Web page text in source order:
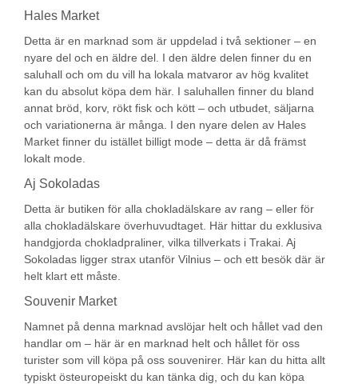
Hales Market
Detta är en marknad som är uppdelad i två sektioner – en
nyare del och en äldre del. I den äldre delen finner du en
saluhall och om du vill ha lokala matvaror av hög kvalitet
kan du absolut köpa dem här. I saluhallen finner du bland
annat bröd, korv, rökt fisk och kött – och utbudet, säljarna
och variationerna är många. I den nyare delen av Hales
Market finner du istället billigt mode – detta är då främst
lokalt mode.
Aj Sokoladas
Detta är butiken för alla chokladälskare av rang – eller för
alla chokladälskare överhuvudtaget. Här hittar du exklusiva
handgjorda chokladpraliner, vilka tillverkats i Trakai. Aj
Sokoladas ligger strax utanför Vilnius – och ett besök där är
helt klart ett måste.
Souvenir Market
Namnet på denna marknad avslöjar helt och hållet vad den
handlar om – här är en marknad helt och hållet för oss
turister som vill köpa på oss souvenirer. Här kan du hitta allt
typiskt östeuropeiskt du kan tänka dig, och du kan köpa